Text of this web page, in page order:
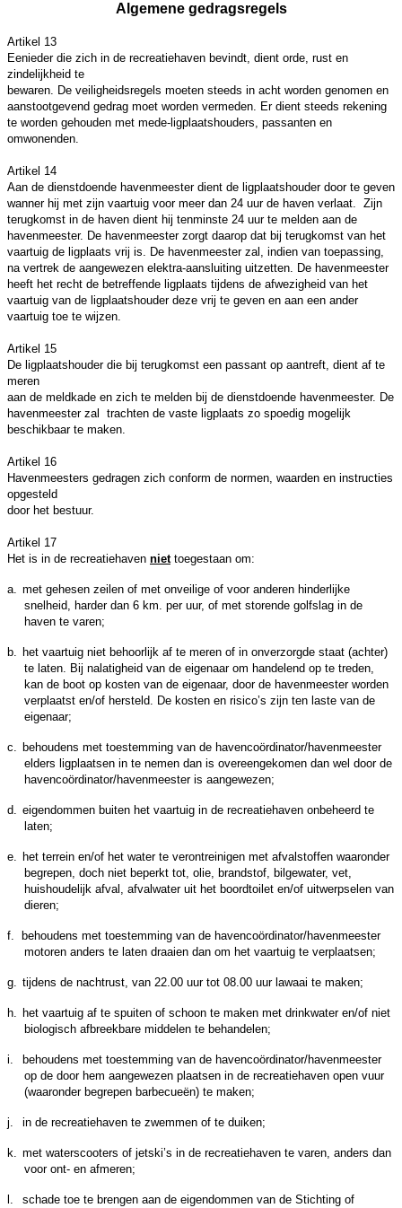
Algemene gedragsregels
Artikel 13
Eenieder die zich in de recreatiehaven bevindt, dient orde, rust en
zindelijkheid te
bewaren. De veiligheidsregels moeten steeds in acht worden genomen en
aanstootgevend gedrag moet worden vermeden. Er dient steeds rekening
te worden gehouden met mede-ligplaatshouders, passanten en
omwonenden.
Artikel 14
Aan de dienstdoende havenmeester dient de ligplaatshouder door te geven
wanner hij met zijn vaartuig voor meer dan 24 uur de haven verlaat. Zijn
terugkomst in de haven dient hij tenminste 24 uur te melden aan de
havenmeester. De havenmeester zorgt daarop dat bij terugkomst van het
vaartuig de ligplaats vrij is. De havenmeester zal, indien van toepassing,
na vertrek de aangewezen elektra-aansluiting uitzetten. De havenmeester
heeft het recht de betreffende ligplaats tijdens de afwezigheid van het
vaartuig van de ligplaatshouder deze vrij te geven en aan een ander
vaartuig toe te wijzen.
Artikel 15
De ligplaatshouder die bij terugkomst een passant op aantreft, dient af te
meren
aan de meldkade en zich te melden bij de dienstdoende havenmeester. De
havenmeester zal trachten de vaste ligplaats zo spoedig mogelijk
beschikbaar te maken.
Artikel 16
Havenmeesters gedragen zich conform de normen, waarden en instructies
opgesteld
door het bestuur.
Artikel 17
Het is in de recreatiehaven niettoegestaan om:
a. met gehesen zeilen of met onveilige of voor anderen hinderlijke
snelheid, harder dan 6 km. per uur, of met storende golfslag in de
haven te varen;
b. het vaartuig niet behoorlijk af te meren of in onverzorgde staat (achter)
te laten. Bij nalatigheid van de eigenaar om handelend op te treden,
kan de boot op kosten van de eigenaar, door de havenmeester worden
verplaatst en/of hersteld. De kosten en risico’s zijn ten laste van de
eigenaar;
c. behoudens met toestemming van de havencoördinator/havenmeester
elders ligplaatsen in te nemen dan is overeengekomen dan wel door de
havencoördinator/havenmeester is aangewezen;
d. eigendommen buiten het vaartuig in de recreatiehaven onbeheerd te
laten;
e. het terrein en/of het water te verontreinigen met afvalstoffen waaronder
begrepen, doch niet beperkt tot, olie, brandstof, bilgewater, vet,
huishoudelijk afval, afvalwater uit het boordtoilet en/of uitwerpselen van
dieren;
f.
behoudens met toestemming van de havencoördinator/havenmeester
motoren anders te laten draaien dan om het vaartuig te verplaatsen;
g. tijdens de nachtrust, van 22.00 uur tot 08.00 uur lawaai te maken;
h. het vaartuig af te spuiten of schoon te maken met drinkwater en/of niet
biologisch afbreekbare middelen te behandelen;
i.
behoudens met toestemming van de havencoördinator/havenmeester
op de door hem aangewezen plaatsen in de recreatiehaven open vuur
(waaronder begrepen barbecueën) te maken;
j. in de recreatiehaven te zwemmen of te duiken;
k. met waterscooters of jetski’s in de recreatiehaven te varen, anders dan
voor ont- en afmeren;
l.
schade toe te brengen aan de eigendommen van de Stichting of